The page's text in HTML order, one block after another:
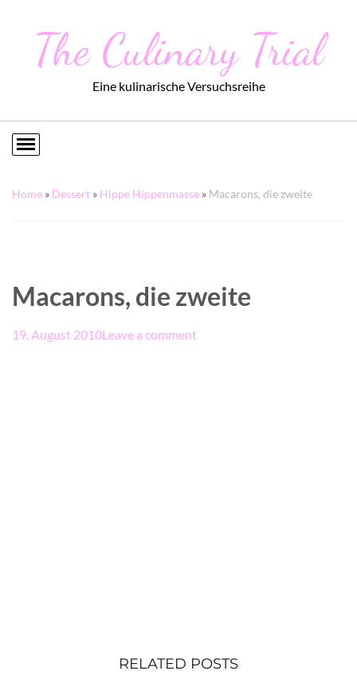
The Culinary Trial
Eine kulinarische Versuchsreihe
Home » Dessert » Hippe Hippenmasse » Macarons, die zweite
Macarons, die zweite
19. August 2010Leave a comment
RELATED POSTS